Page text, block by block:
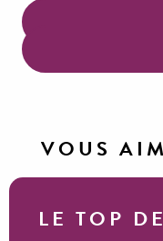
VOUS
LE TOP